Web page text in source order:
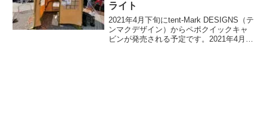
ライト
2021年4月下旬にtent-Mark DESIGNS（テ
ンマクデザイン）からペポクイックキャ
ビンが発売される予定です。2021年4月3